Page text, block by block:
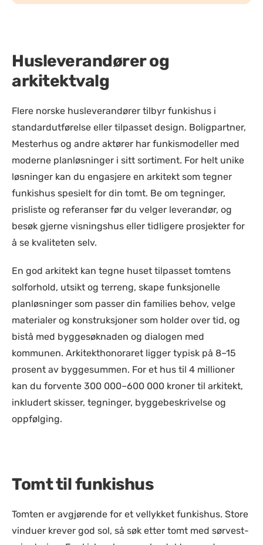
Husleverandører og
arkitektvalg
Flere norske husleverandører tilbyr funkishus i
standardutførelse eller tilpasset design. Boligpartner,
Mesterhus og andre aktører har funkismodeller med
moderne planløsninger i sitt sortiment. For helt unike
løsninger kan du engasjere en arkitekt som tegner
funkishus spesielt for din tomt. Be om tegninger,
prisliste og referanser før du velger leverandør, og
besøk gjerne visningshus eller tidligere prosjekter for
å se kvaliteten selv.
En god arkitekt kan tegne huset tilpasset tomtens
solforhold, utsikt og terreng, skape funksjonelle
planløsninger som passer din families behov, velge
materialer og konstruksjoner som holder over tid, og
bistå med byggesøknaden og dialogen med
kommunen. Arkitekthonoraret ligger typisk på 8–15
prosent av byggesummen. For et hus til 4 millioner
kan du forvente 300 000–600 000 kroner til arkitekt,
inkludert skisser, tegninger, byggebeskrivelse og
oppfølging.
Tomt til funkishus
Tomten er avgjørende for et vellykket funkishus. Store
vinduer krever god sol, så søk etter tomt med sørvest-